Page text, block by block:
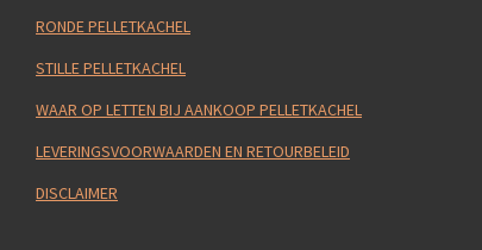
RONDE PELLETKACHEL
STILLE PELLETKACHEL
WAAR OP LETTEN BIJ AANKOOP PELLETKACHEL
LEVERINGSVOORWAARDEN EN RETOURBELEID
DISCLAIMER